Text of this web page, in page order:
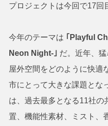
プロジェクトは今回で17回
今年のテーマは ｢Playful
Neon Night-｣ だ。近年、猛
屋外空間をどのように快適
市にとって大きな課題とな
は、過去最多となる11社の
置、機能性素材、ミスト、